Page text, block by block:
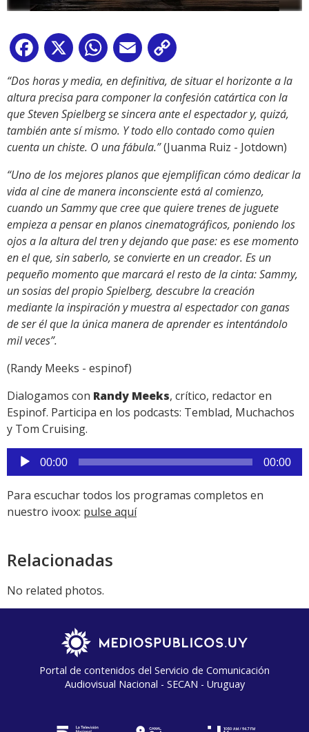
Facebook
X WhatsApp
Email
Link
“Dos horas y media, en definitiva, de situar el horizonte a la
altura precisa para componer la confesión catártica con la
que Steven Spielberg se sincera ante el espectador y, quizá,
también ante sí mismo. Y todo ello contado como quien
cuenta un chiste. O una fábula.”(Juanma Ruiz - Jotdown)
“Uno de los mejores planos que ejemplifican cómo dedicar la
vida al cine de manera inconsciente está al comienzo,
cuando un Sammy que cree que quiere trenes de juguete
empieza a pensar en planos cinematográficos, poniendo los
ojos a la altura del tren y dejando que pase: es ese momento
en el que, sin saberlo, se convierte en un creador. Es un
pequeño momento que marcará el resto de la cinta: Sammy,
un sosias del propio Spielberg, descubre la creación
mediante la inspiración y muestra al espectador con ganas
de ser él que la única manera de aprender es intentándolo
mil veces”.
(Randy Meeks - espinof)
Dialogamos con Randy Meeks, crítico, redactor en
Espinof. Participa en los podcasts: Temblad, Muchachos
y Tom Cruising.
Reproductor
de
audio
00:00 00:00
Para escuchar todos los programas completos en
nuestro ivoox: pulse aquí
Relacionadas
No related photos.
Portal de contenidos del Servicio de Comunicación
Audiovisual Nacional - SECAN - Uruguay